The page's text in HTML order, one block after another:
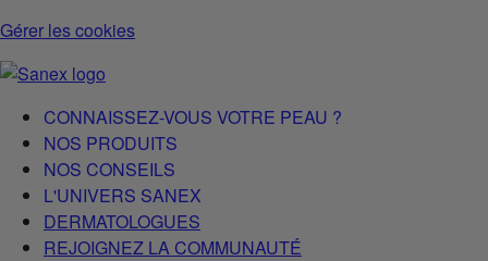
Gérer les cookies
CONNAISSEZ-VOUS VOTRE PEAU ?
NOS PRODUITS
NOS CONSEILS
L'UNIVERS SANEX
DERMATOLOGUES
REJOIGNEZ LA COMMUNAUTÉ